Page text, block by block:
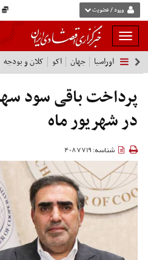
ورود / عضویت
بار
و
بسته
نمودن
فهرست
اوراسیا جهان اکو کلان و بودجه
در شهریور ماه
شناسه: 4087719